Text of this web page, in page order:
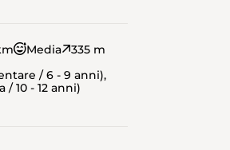
Media
335 m
/ 6 - 9 anni),
/ 10 - 12 anni)